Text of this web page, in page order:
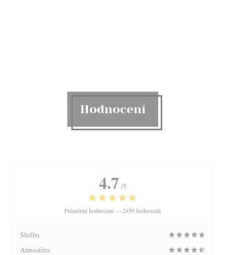
Hodnocení
4.7 /5
Průměrné hodnocení —2459 hodnoceni
Služba
Atmosféra